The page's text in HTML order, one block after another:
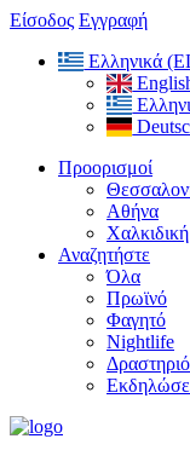
Είσοδος Εγγραφή
Ελληνικά
Προορισμοί
Αθήνα
Χαλκιδική
Αναζητήστε
Όλα
Πρωϊνό
Φαγητό
Nightlife